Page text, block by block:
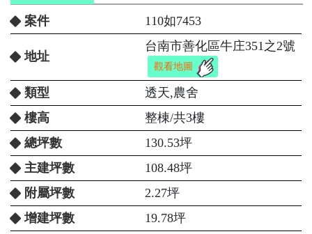
案件 110如7453
地址
台南市善化區牛庄351之2號
觀看地圖
類型
透天,農舍
樓高
整棟/共3樓
總坪數
130.53坪
主建坪數
108.48坪
附屬坪數
2.27坪
增建坪數
19.78坪